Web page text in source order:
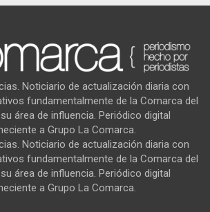
Noticiario de actualización diaria con
fundamentalmente de la Comarca del
área de influencia. Periódico digital
a Grupo La Comarca.
Noticiario de actualización diaria con
fundamentalmente de la Comarca del
área de influencia. Periódico digital
a Grupo La Comarca.